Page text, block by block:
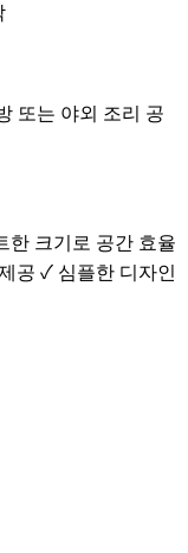
또는 야외 조리 공
한 크기로 공간 효율
공 ✓ 심플한 디자인